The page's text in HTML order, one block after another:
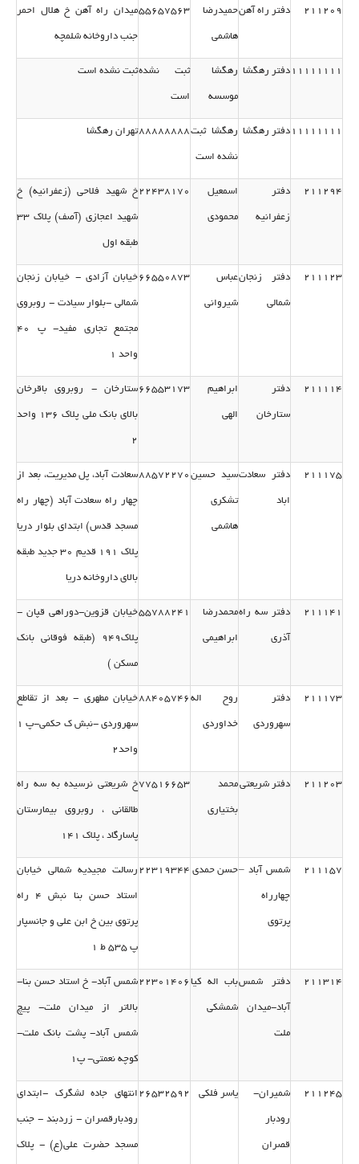
211209 دفتر راه آهنحمیدرضا
هاشمی
55657563میدان راه آهن خ هلال احمر
جنب داروخانه شلمچه
11111111 دفتر رهگشا رهگشا
موسسه
ثبت نشده
است
ثبت نشده است
11111111 دفتر رهگشا رهگشا ثبت
نشده است
88888888تهران رهگشا
211294 دفتر
زعفرانیه
اسمعیل
محمودی
22438170خ شهید فلاحی (زعفرانیه) خ
شهید اعجازی (آصف) پلاك 33
طبقه اول
211123 دفتر زنجان
شمالی
عباس
شیروانی
66550873خیابان آزادی - خیابان زنجان
شمالی -بلوار سیادت - روبروی
مجتمع تجاری مفید- پ 40
واحد 1
211114 دفتر
ستارخان
ابراهیم
الهی
66553173ستارخان - روبروی باقرخان
بالای بانك ملی پلاك 136 واحد
2
211175 دفتر سعادت
اباد
سید حسین
تشكری
هاشمی
88572270سعادت آباد، پل مدیریت، بعد از
چهار راه سعادت آباد (چهار راه
مسجد قدس) ابتدای بلوار دریا
پلاك 191 قدیم 30 جدید طبقه
بالای داروخانه دریا
211141 دفتر سه راه
آذری
محمدرضا
ابراهیمی
55788241خیابان قزوین-دوراهی قپان -
پلاك949 (طبقه فوقانی بانك
مسكن )
211173 دفتر
سهروردی
روح اله
خداوردی
88405746خیابان مطهری - بعد از تقاطع
سهروردی -نبش ك حكمی-پ 1
واحد2
211203 دفتر شریعتیمحمد
بختیاری
77516653خ شریعتی نرسیده به سه راه
طالقانی ، روبروی بیمارستان
پاسارگاد ، پلاك 141
211157 شمس آباد –
چهارراه
پرتوی
حسن حمدی 22319344 رسالت مجیدیه شمالی خیابان
استاد حسن بنا نبش 4 راه
پرتوی بین خ ابن علی و جانسپار
پ 535 ط 1
211314 دفتر شمس
آباد-میدان
ملت
باب اله كیا
شمشكی
22301406شمس آباد- خ استاد حسن بنا-
بالاتر از میدان ملت- پیچ
شمس آباد- پشت بانك ملت-
كوچه نعمتی- پ1
211245 شمیران-
رودبار
قصران
یاسر فلكی 26532592 انتهای جاده لشگرك -ابتدای
رودبارقصران - زردبند - جنب
مسجد حضرت علی(ع) - پلاك